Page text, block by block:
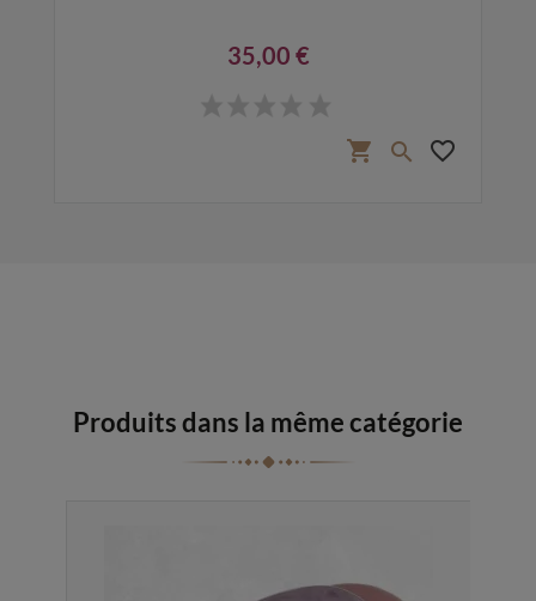
35,00 €
shopping_cart  favorite_border
Produits dans la même catégorie